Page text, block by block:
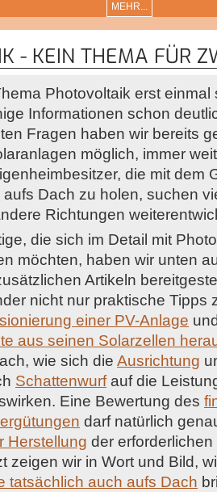
MEHR...
- KEIN THEMA FÜR
Photovoltaik erst einmal
Informationen schon
Fragen haben wir bereits
möglich, immer
die mit dem
Dach zu holen, suchen
Richtungen
die sich im Detail mit
möchten, haben wir unten
Artikeln
nicht nur praktische Tipps
einer PV-Anlage
aus seinen Solarzellen
wie sich die Ausrichtung
Schattenwurfauf die
Eine Bewertung des
darf natürlich
Herstellung der
zeigen wir in Wort und Bild,
tatsächlich auch aufs Dach